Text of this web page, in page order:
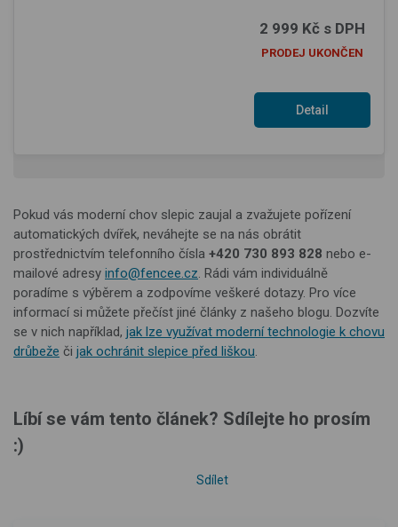
2 999 Kč s DPH
PRODEJ UKONČEN
Detail
Pokud vás moderní chov slepic zaujal a zvažujete pořízení
automatických dvířek, neváhejte se na nás obrátit
prostřednictvím telefonního čísla +420 730 893 828 nebo e-
mailové adresy info@fencee.cz. Rádi vám individuálně
poradíme s výběrem a zodpovíme veškeré dotazy. Pro více
informací si můžete přečíst jiné články z našeho blogu. Dozvíte
se v nich například, jak lze využívat moderní technologie k chovu
drůbeže či jak ochránit slepice před liškou.
Líbí se vám tento článek? Sdílejte ho prosím
:)
Sdílet